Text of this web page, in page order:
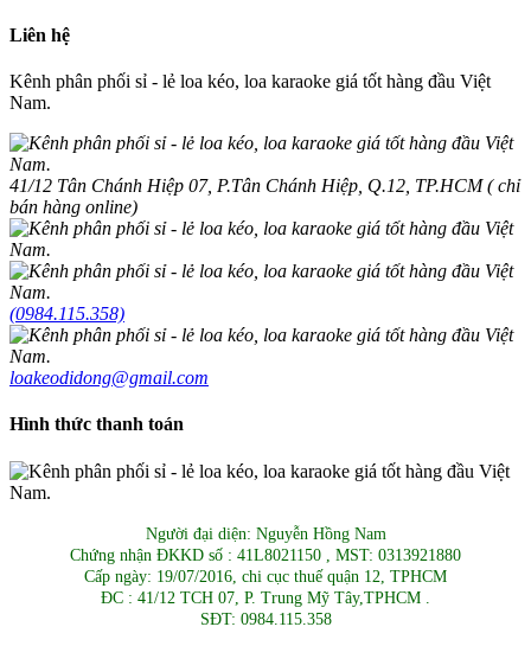
Liên hệ
Kênh phân phối sỉ - lẻ loa kéo, loa karaoke giá tốt hàng đầu Việt
Nam.
41/12 Tân Chánh Hiệp 07, P.Tân Chánh Hiệp, Q.12, TP.HCM ( chỉ
bán hàng online)
(0984.115.358)
loakeodidong@gmail.com
Hình thức thanh toán
Người đại diện: Nguyễn Hồng Nam
Chứng nhận ĐKKD số : 41L8021150 , MST: 0313921880
Cấp ngày: 19/07/2016, chi cục thuế quận 12, TPHCM
ĐC : 41/12 TCH 07, P. Trung Mỹ Tây,TPHCM .
SĐT: 0984.115.358